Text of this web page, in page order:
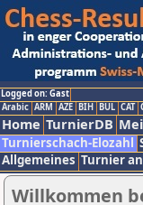
Logged on: Gast
Arabic ARM AZE BIH BUL CAT
Home TurnierDB
Turnierschach-Elozahl
Allgemeines Turnier
Willkommen